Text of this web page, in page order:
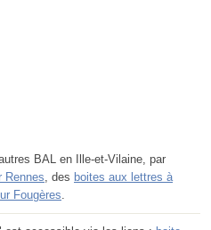
BAL en Ille-et-Vilaine, par
Rennes, des boites aux lettres à
Fougères.